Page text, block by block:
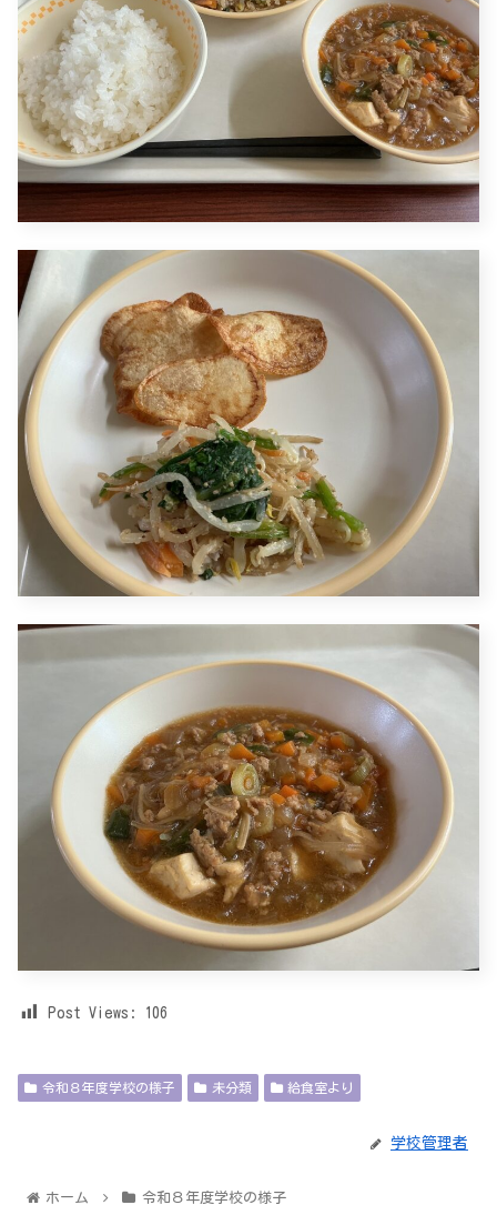
Post Views: 106
令和８年度学校の様子 未分類 給食室より
学校管理者
ホーム 令和８年度学校の様子